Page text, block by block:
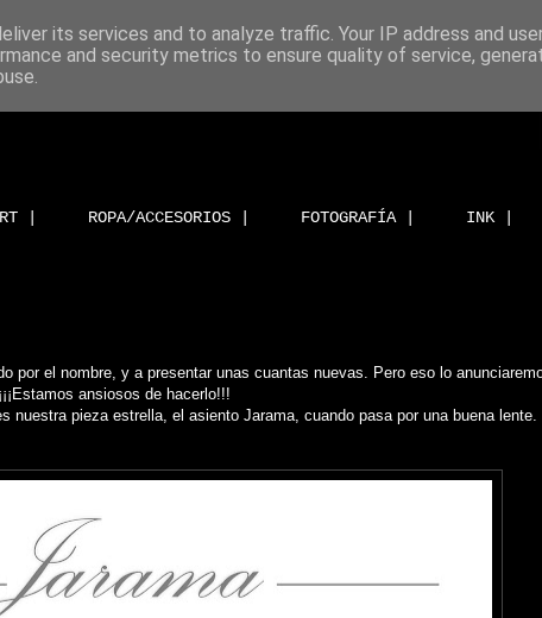
| ROPA/ACCESORIOS | FOTOGRAFÍA | INK |
por el nombre, y a presentar unas cuantas nuevas. Pero eso lo
¡¡¡Estamos ansiosos de hacerlo!!!
nuestra pieza estrella, el asiento Jarama, cuando pasa por una buena lente.
its services and to analyze traffic. Your IP address and
and security metrics to ensure quality of service,